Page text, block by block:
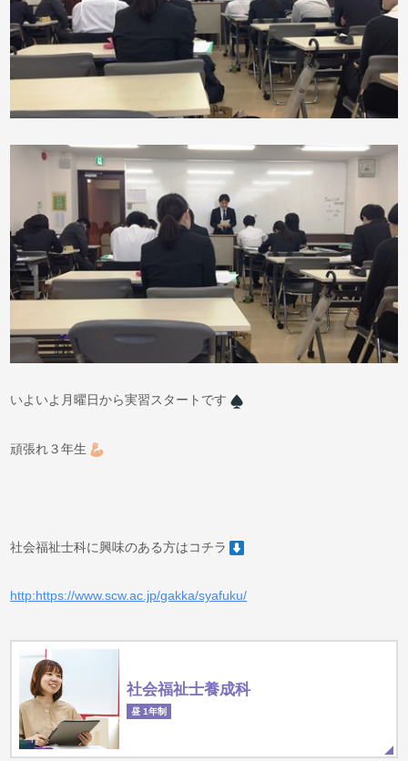
いよいよ月曜日から実習スタートです
頑張れ３年生
社会福祉士科に興味のある方はコチラ
http:https://www.scw.ac.jp/gakka/syafuku/
社会福祉士養成科
昼 1年制